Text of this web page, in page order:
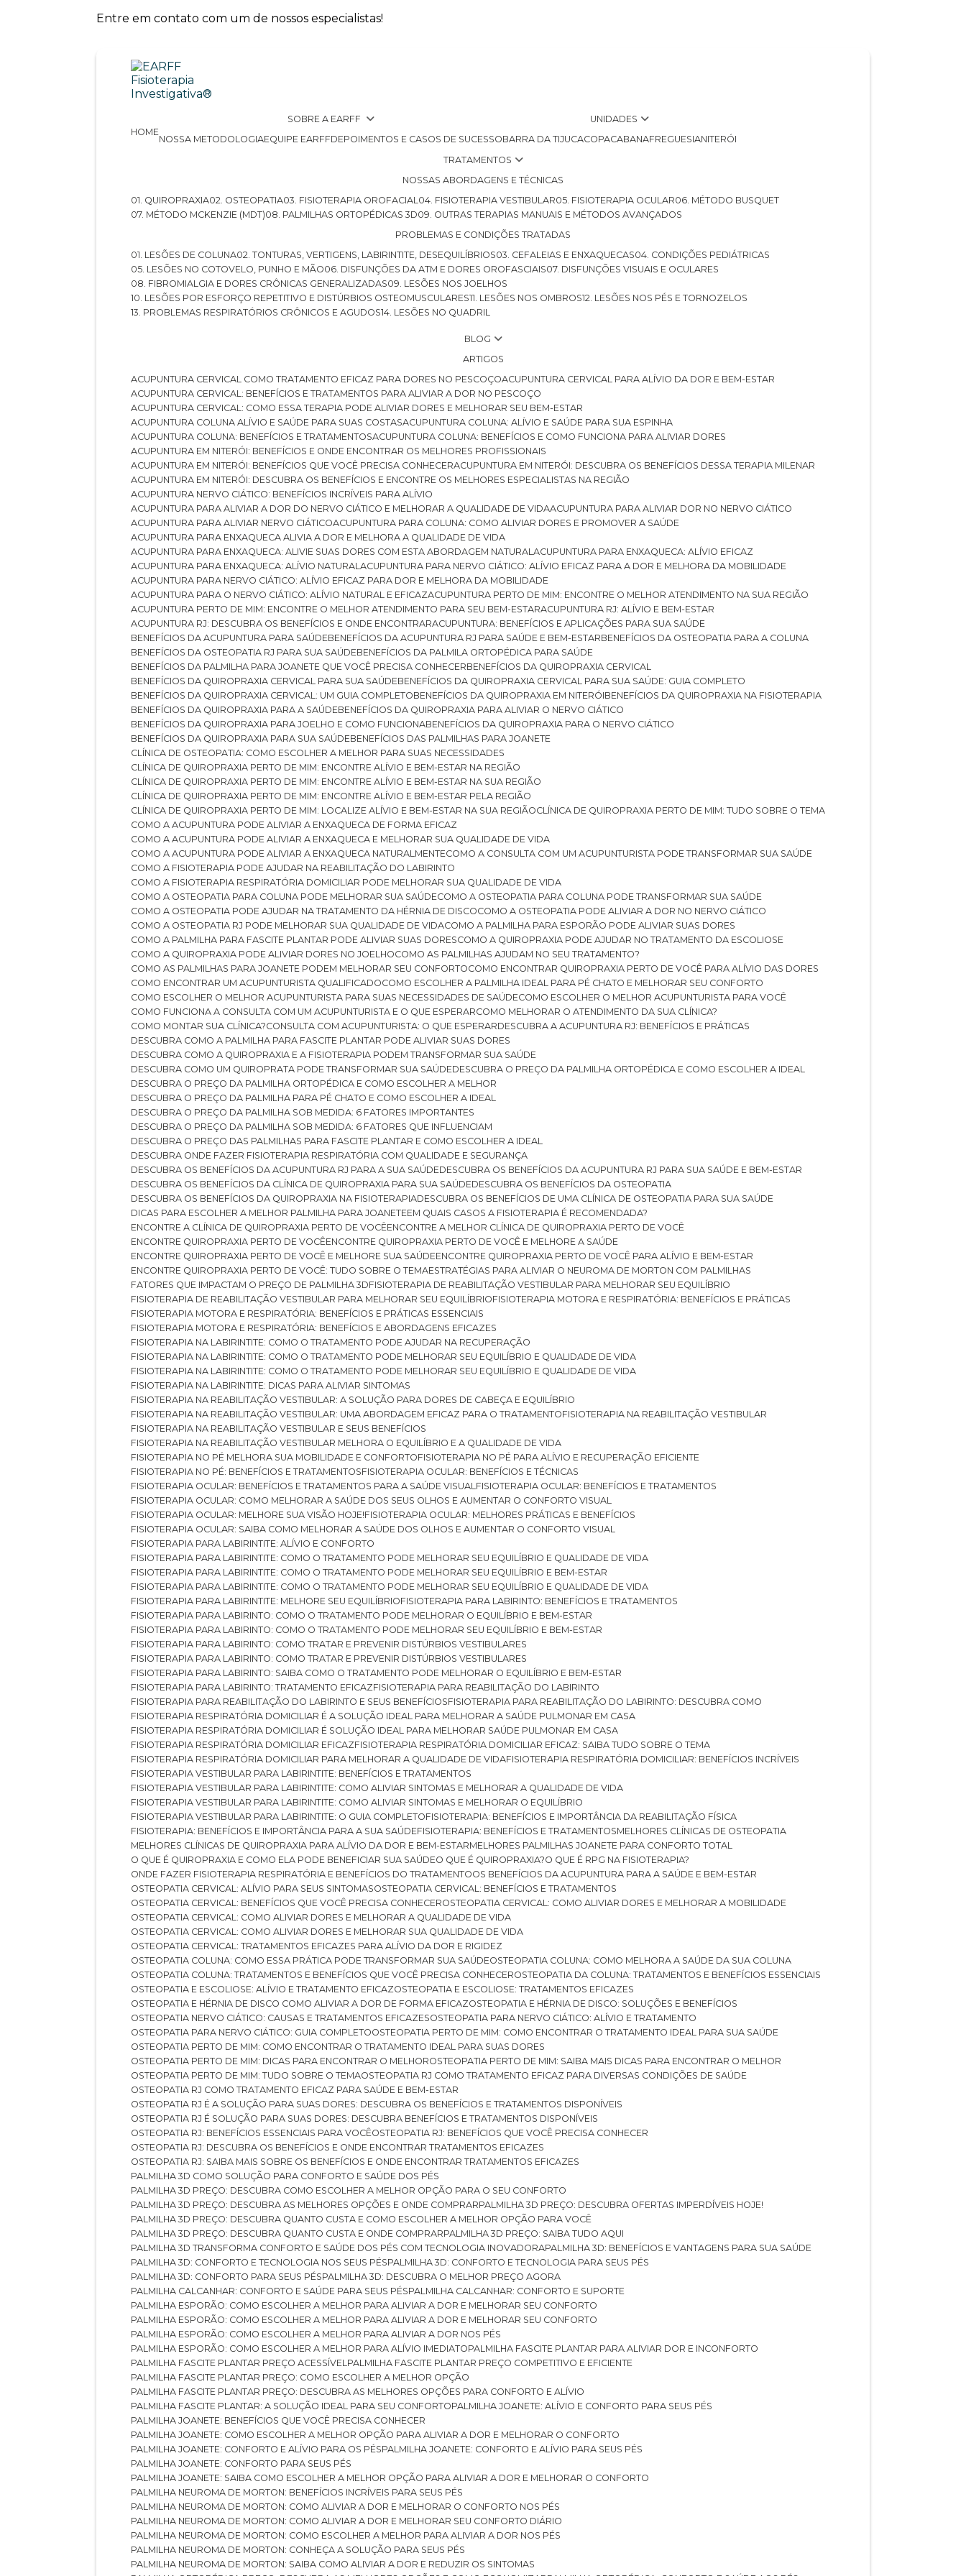
Entre em contato com um de nossos especialistas!
HOME
SOBRE A EARFF
NOSSA METODOLOGIA EQUIPE EARFF DEPOIMENTOS E CASOS DE SUCESSO
UNIDADES
BARRA DA TIJUCA
COPACABANA FREGUESIA
NITERÓI
TRATAMENTOS
NOSSAS ABORDAGENS E TÉCNICAS
01. QUIROPRAXIA
02. OSTEOPATIA 03. FISIOTERAPIA OROFACIAL 04. FISIOTERAPIA VESTIBULAR 05. FISIOTERAPIA OCULAR
06. MÉTODO BUSQUET
07. MÉTODO MCKENZIE (MDT)
08. PALMILHAS ORTOPÉDICAS 3D
09. OUTRAS TERAPIAS MANUAIS E MÉTODOS AVANÇADOS
PROBLEMAS E CONDIÇÕES TRATADAS
01. LESÕES DE COLUNA
02. TONTURAS, VERTIGENS, LABIRINTITE, DESEQUILÍBRIOS 03. CEFALEIAS E ENXAQUECAS
04. CONDIÇÕES PEDIÁTRICAS
05. LESÕES NO COTOVELO, PUNHO E MÃO
06. DISFUNÇÕES DA ATM E DORES OROFASCIAIS
07. DISFUNÇÕES VISUAIS E OCULARES
08. FIBROMIALGIA E DORES CRÔNICAS GENERALIZADAS
09. LESÕES NOS JOELHOS
10. LESÕES POR ESFORÇO REPETITIVO E DISTÚRBIOS OSTEOMUSCULARES 11. LESÕES NOS OMBROS 12. LESÕES NOS PÉS E TORNOZELOS
13. PROBLEMAS RESPIRATÓRIOS CRÔNICOS E AGUDOS 14. LESÕES NO QUADRIL
BLOG
ARTIGOS
ACUPUNTURA CERVICAL COMO TRATAMENTO EFICAZ PARA DORES NO PESCOÇO
ACUPUNTURA CERVICAL PARA ALÍVIO DA DOR E BEM-ESTAR
ACUPUNTURA CERVICAL: BENEFÍCIOS E TRATAMENTOS PARA ALIVIAR A DOR NO PESCOÇO
ACUPUNTURA CERVICAL: COMO ESSA TERAPIA PODE ALIVIAR DORES E MELHORAR SEU BEM-ESTAR
ACUPUNTURA COLUNA ALÍVIO E SAÚDE PARA SUAS COSTAS
ACUPUNTURA COLUNA: ALÍVIO E SAÚDE PARA SUA ESPINHA
ACUPUNTURA COLUNA: BENEFÍCIOS E TRATAMENTOS
ACUPUNTURA COLUNA: BENEFÍCIOS E COMO FUNCIONA PARA ALIVIAR DORES
ACUPUNTURA EM NITERÓI: BENEFÍCIOS E ONDE ENCONTRAR OS MELHORES PROFISSIONAIS
ACUPUNTURA EM NITERÓI: BENEFÍCIOS QUE VOCÊ PRECISA CONHECER
ACUPUNTURA EM NITERÓI: DESCUBRA OS BENEFÍCIOS DESSA TERAPIA MILENAR
ACUPUNTURA EM NITERÓI: DESCUBRA OS BENEFÍCIOS E ENCONTRE OS MELHORES ESPECIALISTAS NA REGIÃO
ACUPUNTURA NERVO CIÁTICO: BENEFÍCIOS INCRÍVEIS PARA ALÍVIO
ACUPUNTURA PARA ALIVIAR A DOR DO NERVO CIÁTICO E MELHORAR A QUALIDADE DE VIDA
ACUPUNTURA PARA ALIVIAR DOR NO NERVO CIÁTICO
ACUPUNTURA PARA ALIVIAR NERVO CIÁTICO
ACUPUNTURA PARA COLUNA: COMO ALIVIAR DORES E PROMOVER A SAÚDE
ACUPUNTURA PARA ENXAQUECA ALIVIA A DOR E MELHORA A QUALIDADE DE VIDA
ACUPUNTURA PARA ENXAQUECA: ALIVIE SUAS DORES COM ESTA ABORDAGEM NATURAL
ACUPUNTURA PARA ENXAQUECA: ALÍVIO EFICAZ
ACUPUNTURA PARA ENXAQUECA: ALÍVIO NATURAL
ACUPUNTURA PARA NERVO CIÁTICO: ALÍVIO EFICAZ PARA A DOR E MELHORA DA MOBILIDADE
ACUPUNTURA PARA NERVO CIÁTICO: ALÍVIO EFICAZ PARA DOR E MELHORA DA MOBILIDADE
ACUPUNTURA PARA O NERVO CIÁTICO: ALÍVIO NATURAL E EFICAZ
ACUPUNTURA PERTO DE MIM: ENCONTRE O MELHOR ATENDIMENTO NA SUA REGIÃO
ACUPUNTURA PERTO DE MIM: ENCONTRE O MELHOR ATENDIMENTO PARA SEU BEM-ESTAR
ACUPUNTURA RJ: ALÍVIO E BEM-ESTAR
ACUPUNTURA RJ: DESCUBRA OS BENEFÍCIOS E ONDE ENCONTRAR
ACUPUNTURA: BENEFÍCIOS E APLICAÇÕES PARA SUA SAÚDE
BENEFÍCIOS DA ACUPUNTURA PARA SAÚDE
BENEFÍCIOS DA ACUPUNTURA RJ PARA SAÚDE E BEM-ESTAR
BENEFÍCIOS DA OSTEOPATIA PARA A COLUNA
BENEFÍCIOS DA OSTEOPATIA RJ PARA SUA SAÚDE
BENEFÍCIOS DA PALMILA ORTOPÉDICA PARA SAÚDE
BENEFÍCIOS DA PALMILHA PARA JOANETE QUE VOCÊ PRECISA CONHECER
BENEFÍCIOS DA QUIROPRAXIA CERVICAL
BENEFÍCIOS DA QUIROPRAXIA CERVICAL PARA SUA SAÚDE
BENEFÍCIOS DA QUIROPRAXIA CERVICAL PARA SUA SAÚDE: GUIA COMPLETO
BENEFÍCIOS DA QUIROPRAXIA CERVICAL: UM GUIA COMPLETO
BENEFÍCIOS DA QUIROPRAXIA EM NITERÓI
BENEFÍCIOS DA QUIROPRAXIA NA FISIOTERAPIA
BENEFÍCIOS DA QUIROPRAXIA PARA A SAÚDE
BENEFÍCIOS DA QUIROPRAXIA PARA ALIVIAR O NERVO CIÁTICO
BENEFÍCIOS DA QUIROPRAXIA PARA JOELHO E COMO FUNCIONA
BENEFÍCIOS DA QUIROPRAXIA PARA O NERVO CIÁTICO
BENEFÍCIOS DA QUIROPRAXIA PARA SUA SAÚDE
BENEFÍCIOS DAS PALMILHAS PARA JOANETE
CLÍNICA DE OSTEOPATIA: COMO ESCOLHER A MELHOR PARA SUAS NECESSIDADES
CLÍNICA DE QUIROPRAXIA PERTO DE MIM: ENCONTRE ALÍVIO E BEM-ESTAR NA REGIÃO
CLÍNICA DE QUIROPRAXIA PERTO DE MIM: ENCONTRE ALÍVIO E BEM-ESTAR NA SUA REGIÃO
CLÍNICA DE QUIROPRAXIA PERTO DE MIM: ENCONTRE ALÍVIO E BEM-ESTAR PELA REGIÃO
CLÍNICA DE QUIROPRAXIA PERTO DE MIM: LOCALIZE ALÍVIO E BEM-ESTAR NA SUA REGIÃO
CLÍNICA DE QUIROPRAXIA PERTO DE MIM: TUDO SOBRE O TEMA
COMO A ACUPUNTURA PODE ALIVIAR A ENXAQUECA DE FORMA EFICAZ
COMO A ACUPUNTURA PODE ALIVIAR A ENXAQUECA E MELHORAR SUA QUALIDADE DE VIDA
COMO A ACUPUNTURA PODE ALIVIAR A ENXAQUECA NATURALMENTE
COMO A CONSULTA COM UM ACUPUNTURISTA PODE TRANSFORMAR SUA SAÚDE
COMO A FISIOTERAPIA PODE AJUDAR NA REABILITAÇÃO DO LABIRINTO
COMO A FISIOTERAPIA RESPIRATÓRIA DOMICILIAR PODE MELHORAR SUA QUALIDADE DE VIDA
COMO A OSTEOPATIA PARA COLUNA PODE MELHORAR SUA SAÚDE
COMO A OSTEOPATIA PARA COLUNA PODE TRANSFORMAR SUA SAÚDE
COMO A OSTEOPATIA PODE AJUDAR NA TRATAMENTO DA HÉRNIA DE DISCO
COMO A OSTEOPATIA PODE ALIVIAR A DOR NO NERVO CIÁTICO
COMO A OSTEOPATIA RJ PODE MELHORAR SUA QUALIDADE DE VIDA
COMO A PALMILHA PARA ESPORÃO PODE ALIVIAR SUAS DORES
COMO A PALMILHA PARA FASCITE PLANTAR PODE ALIVIAR SUAS DORES
COMO A QUIROPRAXIA PODE AJUDAR NO TRATAMENTO DA ESCOLIOSE
COMO A QUIROPRAXIA PODE ALIVIAR DORES NO JOELHO
COMO AS PALMILHAS AJUDAM NO SEU TRATAMENTO?
COMO AS PALMILHAS PARA JOANETE PODEM MELHORAR SEU CONFORTO
COMO ENCONTRAR QUIROPRAXIA PERTO DE VOCÊ PARA ALÍVIO DAS DORES
COMO ENCONTRAR UM ACUPUNTURISTA QUALIFICADO
COMO ESCOLHER A PALMILHA IDEAL PARA PÉ CHATO E MELHORAR SEU CONFORTO
COMO ESCOLHER O MELHOR ACUPUNTURISTA PARA SUAS NECESSIDADES DE SAÚDE
COMO ESCOLHER O MELHOR ACUPUNTURISTA PARA VOCÊ
COMO FUNCIONA A CONSULTA COM UM ACUPUNTURISTA E O QUE ESPERAR
COMO MELHORAR O ATENDIMENTO DA SUA CLÍNICA?
COMO MONTAR SUA CLÍNICA?
CONSULTA COM ACUPUNTURISTA: O QUE ESPERAR
DESCUBRA A ACUPUNTURA RJ: BENEFÍCIOS E PRÁTICAS
DESCUBRA COMO A PALMILHA PARA FASCITE PLANTAR PODE ALIVIAR SUAS DORES
DESCUBRA COMO A QUIROPRAXIA E A FISIOTERAPIA PODEM TRANSFORMAR SUA SAÚDE
DESCUBRA COMO UM QUIROPRATA PODE TRANSFORMAR SUA SAÚDE
DESCUBRA O PREÇO DA PALMILHA ORTOPÉDICA E COMO ESCOLHER A IDEAL
DESCUBRA O PREÇO DA PALMILHA ORTOPÉDICA E COMO ESCOLHER A MELHOR
DESCUBRA O PREÇO DA PALMILHA PARA PÉ CHATO E COMO ESCOLHER A IDEAL
DESCUBRA O PREÇO DA PALMILHA SOB MEDIDA: 6 FATORES IMPORTANTES
DESCUBRA O PREÇO DA PALMILHA SOB MEDIDA: 6 FATORES QUE INFLUENCIAM
DESCUBRA O PREÇO DAS PALMILHAS PARA FASCITE PLANTAR E COMO ESCOLHER A IDEAL
DESCUBRA ONDE FAZER FISIOTERAPIA RESPIRATÓRIA COM QUALIDADE E SEGURANÇA
DESCUBRA OS BENEFÍCIOS DA ACUPUNTURA RJ PARA A SUA SAÚDE
DESCUBRA OS BENEFÍCIOS DA ACUPUNTURA RJ PARA SUA SAÚDE E BEM-ESTAR
DESCUBRA OS BENEFÍCIOS DA CLÍNICA DE QUIROPRAXIA PARA SUA SAÚDE
DESCUBRA OS BENEFÍCIOS DA OSTEOPATIA
DESCUBRA OS BENEFÍCIOS DA QUIROPRAXIA NA FISIOTERAPIA
DESCUBRA OS BENEFÍCIOS DE UMA CLÍNICA DE OSTEOPATIA PARA SUA SAÚDE
DICAS PARA ESCOLHER A MELHOR PALMILHA PARA JOANETE EM QUAIS CASOS A FISIOTERAPIA É RECOMENDADA?
ENCONTRE A CLÍNICA DE QUIROPRAXIA PERTO DE VOCÊ ENCONTRE A MELHOR CLÍNICA DE QUIROPRAXIA PERTO DE VOCÊ
ENCONTRE QUIROPRAXIA PERTO DE VOCÊ ENCONTRE QUIROPRAXIA PERTO DE VOCÊ E MELHORE A SAÚDE
ENCONTRE QUIROPRAXIA PERTO DE VOCÊ E MELHORE SUA SAÚDE ENCONTRE QUIROPRAXIA PERTO DE VOCÊ PARA ALÍVIO E BEM-ESTAR
ENCONTRE QUIROPRAXIA PERTO DE VOCÊ: TUDO SOBRE O TEMA ESTRATÉGIAS PARA ALIVIAR O NEUROMA DE MORTON COM PALMILHAS
FATORES QUE IMPACTAM O PREÇO DE PALMILHA 3D
FISIOTERAPIA DE REABILITAÇÃO VESTIBULAR PARA MELHORAR SEU EQUILÍBRIO
FISIOTERAPIA DE REABILITAÇÃO VESTIBULAR PARA MELHORAR SEU EQUILÍBRIO
FISIOTERAPIA MOTORA E RESPIRATÓRIA: BENEFÍCIOS E PRÁTICAS
FISIOTERAPIA MOTORA E RESPIRATÓRIA: BENEFÍCIOS E PRÁTICAS ESSENCIAIS
FISIOTERAPIA MOTORA E RESPIRATÓRIA: BENEFÍCIOS E ABORDAGENS EFICAZES
FISIOTERAPIA NA LABIRINTITE: COMO O TRATAMENTO PODE AJUDAR NA RECUPERAÇÃO
FISIOTERAPIA NA LABIRINTITE: COMO O TRATAMENTO PODE MELHORAR SEU EQUILÍBRIO E QUALIDADE DE VIDA
FISIOTERAPIA NA LABIRINTITE: COMO O TRATAMENTO PODE MELHORAR SEU EQUILÍBRIO E QUALIDADE DE VIDA
FISIOTERAPIA NA LABIRINTITE: DICAS PARA ALIVIAR SINTOMAS
FISIOTERAPIA NA REABILITAÇÃO VESTIBULAR: A SOLUÇÃO PARA DORES DE CABEÇA E EQUILÍBRIO
FISIOTERAPIA NA REABILITAÇÃO VESTIBULAR: UMA ABORDAGEM EFICAZ PARA O TRATAMENTO
FISIOTERAPIA NA REABILITAÇÃO VESTIBULAR
FISIOTERAPIA NA REABILITAÇÃO VESTIBULAR E SEUS BENEFÍCIOS
FISIOTERAPIA NA REABILITAÇÃO VESTIBULAR MELHORA O EQUILÍBRIO E A QUALIDADE DE VIDA
FISIOTERAPIA NO PÉ MELHORA SUA MOBILIDADE E CONFORTO
FISIOTERAPIA NO PÉ PARA ALÍVIO E RECUPERAÇÃO EFICIENTE
FISIOTERAPIA NO PÉ: BENEFÍCIOS E TRATAMENTOS
FISIOTERAPIA OCULAR: BENEFÍCIOS E TÉCNICAS
FISIOTERAPIA OCULAR: BENEFÍCIOS E TRATAMENTOS PARA A SAÚDE VISUAL FISIOTERAPIA OCULAR: BENEFÍCIOS E TRATAMENTOS
FISIOTERAPIA OCULAR: COMO MELHORAR A SAÚDE DOS SEUS OLHOS E AUMENTAR O CONFORTO VISUAL
FISIOTERAPIA OCULAR: MELHORE SUA VISÃO HOJE! FISIOTERAPIA OCULAR: MELHORES PRÁTICAS E BENEFÍCIOS
FISIOTERAPIA OCULAR: SAIBA COMO MELHORAR A SAÚDE DOS OLHOS E AUMENTAR O CONFORTO VISUAL
FISIOTERAPIA PARA LABIRINTITE: ALÍVIO E CONFORTO
FISIOTERAPIA PARA LABIRINTITE: COMO O TRATAMENTO PODE MELHORAR SEU EQUILÍBRIO E QUALIDADE DE VIDA
FISIOTERAPIA PARA LABIRINTITE: COMO O TRATAMENTO PODE MELHORAR SEU EQUILÍBRIO E BEM-ESTAR
FISIOTERAPIA PARA LABIRINTITE: COMO O TRATAMENTO PODE MELHORAR SEU EQUILÍBRIO E QUALIDADE DE VIDA
FISIOTERAPIA PARA LABIRINTITE: MELHORE SEU EQUILÍBRIO
FISIOTERAPIA PARA LABIRINTO: BENEFÍCIOS E TRATAMENTOS
FISIOTERAPIA PARA LABIRINTO: COMO O TRATAMENTO PODE MELHORAR O EQUILÍBRIO E BEM-ESTAR
FISIOTERAPIA PARA LABIRINTO: COMO O TRATAMENTO PODE MELHORAR SEU EQUILÍBRIO E BEM-ESTAR
FISIOTERAPIA PARA LABIRINTO: COMO TRATAR E PREVENIR DISTÚRBIOS VESTIBULARES
FISIOTERAPIA PARA LABIRINTO: COMO TRATAR E PREVENIR DISTÚRBIOS VESTIBULARES
FISIOTERAPIA PARA LABIRINTO: SAIBA COMO O TRATAMENTO PODE MELHORAR O EQUILÍBRIO E BEM-ESTAR
FISIOTERAPIA PARA LABIRINTO: TRATAMENTO EFICAZ FISIOTERAPIA PARA REABILITAÇÃO DO LABIRINTO
FISIOTERAPIA PARA REABILITAÇÃO DO LABIRINTO E SEUS BENEFÍCIOS
FISIOTERAPIA PARA REABILITAÇÃO DO LABIRINTO: DESCUBRA COMO
FISIOTERAPIA RESPIRATÓRIA DOMICILIAR É A SOLUÇÃO IDEAL PARA MELHORAR A SAÚDE PULMONAR EM CASA
FISIOTERAPIA RESPIRATÓRIA DOMICILIAR É SOLUÇÃO IDEAL PARA MELHORAR SAÚDE PULMONAR EM CASA
FISIOTERAPIA RESPIRATÓRIA DOMICILIAR EFICAZ FISIOTERAPIA RESPIRATÓRIA DOMICILIAR EFICAZ: SAIBA TUDO SOBRE O TEMA
FISIOTERAPIA RESPIRATÓRIA DOMICILIAR PARA MELHORAR A QUALIDADE DE VIDA FISIOTERAPIA RESPIRATÓRIA DOMICILIAR: BENEFÍCIOS INCRÍVEIS
FISIOTERAPIA VESTIBULAR PARA LABIRINTITE: BENEFÍCIOS E TRATAMENTOS
FISIOTERAPIA VESTIBULAR PARA LABIRINTITE: COMO ALIVIAR SINTOMAS E MELHORAR A QUALIDADE DE VIDA
FISIOTERAPIA VESTIBULAR PARA LABIRINTITE: COMO ALIVIAR SINTOMAS E MELHORAR O EQUILÍBRIO
FISIOTERAPIA VESTIBULAR PARA LABIRINTITE: O GUIA COMPLETO
FISIOTERAPIA: BENEFÍCIOS E IMPORTÂNCIA DA REABILITAÇÃO FÍSICA
FISIOTERAPIA: BENEFÍCIOS E IMPORTÂNCIA PARA A SUA SAÚDE FISIOTERAPIA: BENEFÍCIOS E TRATAMENTOS
MELHORES CLÍNICAS DE OSTEOPATIA
MELHORES CLÍNICAS DE QUIROPRAXIA PARA ALÍVIO DA DOR E BEM-ESTAR
MELHORES PALMILHAS JOANETE PARA CONFORTO TOTAL
O QUE É QUIROPRAXIA E COMO ELA PODE BENEFICIAR SUA SAÚDE
O QUE É QUIROPRAXIA?
O QUE É RPG NA FISIOTERAPIA?
ONDE FAZER FISIOTERAPIA RESPIRATÓRIA E BENEFÍCIOS DO TRATAMENTO
OS BENEFÍCIOS DA ACUPUNTURA PARA A SAÚDE E BEM-ESTAR
OSTEOPATIA CERVICAL: ALÍVIO PARA SEUS SINTOMAS
OSTEOPATIA CERVICAL: BENEFÍCIOS E TRATAMENTOS
OSTEOPATIA CERVICAL: BENEFÍCIOS QUE VOCÊ PRECISA CONHECER
OSTEOPATIA CERVICAL: COMO ALIVIAR DORES E MELHORAR A MOBILIDADE
OSTEOPATIA CERVICAL: COMO ALIVIAR DORES E MELHORAR A QUALIDADE DE VIDA
OSTEOPATIA CERVICAL: COMO ALIVIAR DORES E MELHORAR SUA QUALIDADE DE VIDA
OSTEOPATIA CERVICAL: TRATAMENTOS EFICAZES PARA ALÍVIO DA DOR E RIGIDEZ
OSTEOPATIA COLUNA: COMO ESSA PRÁTICA PODE TRANSFORMAR SUA SAÚDE
OSTEOPATIA COLUNA: COMO MELHORA A SAÚDE DA SUA COLUNA
OSTEOPATIA COLUNA: TRATAMENTOS E BENEFÍCIOS QUE VOCÊ PRECISA CONHECER
OSTEOPATIA DA COLUNA: TRATAMENTOS E BENEFÍCIOS ESSENCIAIS
OSTEOPATIA E ESCOLIOSE: ALÍVIO E TRATAMENTO EFICAZ
OSTEOPATIA E ESCOLIOSE: TRATAMENTOS EFICAZES
OSTEOPATIA E HÉRNIA DE DISCO COMO ALIVIAR A DOR DE FORMA EFICAZ
OSTEOPATIA E HÉRNIA DE DISCO: SOLUÇÕES E BENEFÍCIOS
OSTEOPATIA NERVO CIÁTICO: CAUSAS E TRATAMENTOS EFICAZES
OSTEOPATIA PARA NERVO CIÁTICO: ALÍVIO E TRATAMENTO
OSTEOPATIA PARA NERVO CIÁTICO: GUIA COMPLETO
OSTEOPATIA PERTO DE MIM: COMO ENCONTRAR O TRATAMENTO IDEAL PARA SUA SAÚDE
OSTEOPATIA PERTO DE MIM: COMO ENCONTRAR O TRATAMENTO IDEAL PARA SUAS DORES
OSTEOPATIA PERTO DE MIM: DICAS PARA ENCONTRAR O MELHOR
OSTEOPATIA PERTO DE MIM: SAIBA MAIS DICAS PARA ENCONTRAR O MELHOR
OSTEOPATIA PERTO DE MIM: TUDO SOBRE O TEMA
OSTEOPATIA RJ COMO TRATAMENTO EFICAZ PARA DIVERSAS CONDIÇÕES DE SAÚDE
OSTEOPATIA RJ COMO TRATAMENTO EFICAZ PARA SAÚDE E BEM-ESTAR
OSTEOPATIA RJ É A SOLUÇÃO PARA SUAS DORES: DESCUBRA OS BENEFÍCIOS E TRATAMENTOS DISPONÍVEIS
OSTEOPATIA RJ É SOLUÇÃO PARA SUAS DORES: DESCUBRA BENEFÍCIOS E TRATAMENTOS DISPONÍVEIS
OSTEOPATIA RJ: BENEFÍCIOS ESSENCIAIS PARA VOCÊ
OSTEOPATIA RJ: BENEFÍCIOS QUE VOCÊ PRECISA CONHECER
OSTEOPATIA RJ: DESCUBRA OS BENEFÍCIOS E ONDE ENCONTRAR TRATAMENTOS EFICAZES
OSTEOPATIA RJ: SAIBA MAIS SOBRE OS BENEFÍCIOS E ONDE ENCONTRAR TRATAMENTOS EFICAZES
PALMILHA 3D COMO SOLUÇÃO PARA CONFORTO E SAÚDE DOS PÉS
PALMILHA 3D PREÇO: DESCUBRA COMO ESCOLHER A MELHOR OPÇÃO PARA O SEU CONFORTO
PALMILHA 3D PREÇO: DESCUBRA AS MELHORES OPÇÕES E ONDE COMPRAR
PALMILHA 3D PREÇO: DESCUBRA OFERTAS IMPERDÍVEIS HOJE!
PALMILHA 3D PREÇO: DESCUBRA QUANTO CUSTA E COMO ESCOLHER A MELHOR OPÇÃO PARA VOCÊ
PALMILHA 3D PREÇO: DESCUBRA QUANTO CUSTA E ONDE COMPRAR
PALMILHA 3D PREÇO: SAIBA TUDO AQUI
PALMILHA 3D TRANSFORMA CONFORTO E SAÚDE DOS PÉS COM TECNOLOGIA INOVADORA PALMILHA 3D: BENEFÍCIOS E VANTAGENS PARA SUA SAÚDE
PALMILHA 3D: CONFORTO E TECNOLOGIA NOS SEUS PÉS
PALMILHA 3D: CONFORTO E TECNOLOGIA PARA SEUS PÉS
PALMILHA 3D: CONFORTO PARA SEUS PÉS
PALMILHA 3D: DESCUBRA O MELHOR PREÇO AGORA
PALMILHA CALCANHAR: CONFORTO E SAÚDE PARA SEUS PÉS
PALMILHA CALCANHAR: CONFORTO E SUPORTE
PALMILHA ESPORÃO: COMO ESCOLHER A MELHOR PARA ALIVIAR A DOR E MELHORAR SEU CONFORTO
PALMILHA ESPORÃO: COMO ESCOLHER A MELHOR PARA ALIVIAR A DOR E MELHORAR SEU CONFORTO
PALMILHA ESPORÃO: COMO ESCOLHER A MELHOR PARA ALIVIAR A DOR NOS PÉS
PALMILHA ESPORÃO: COMO ESCOLHER A MELHOR PARA ALÍVIO IMEDIATO
PALMILHA FASCITE PLANTAR PARA ALIVIAR DOR E INCONFORTO
PALMILHA FASCITE PLANTAR PREÇO ACESSÍVEL PALMILHA FASCITE PLANTAR PREÇO COMPETITIVO E EFICIENTE
PALMILHA FASCITE PLANTAR PREÇO: COMO ESCOLHER A MELHOR OPÇÃO
PALMILHA FASCITE PLANTAR PREÇO: DESCUBRA AS MELHORES OPÇÕES PARA CONFORTO E ALÍVIO
PALMILHA FASCITE PLANTAR: A SOLUÇÃO IDEAL PARA SEU CONFORTO
PALMILHA JOANETE: ALÍVIO E CONFORTO PARA SEUS PÉS
PALMILHA JOANETE: BENEFÍCIOS QUE VOCÊ PRECISA CONHECER
PALMILHA JOANETE: COMO ESCOLHER A MELHOR OPÇÃO PARA ALIVIAR A DOR E MELHORAR O CONFORTO
PALMILHA JOANETE: CONFORTO E ALÍVIO PARA OS PÉS
PALMILHA JOANETE: CONFORTO E ALÍVIO PARA SEUS PÉS
PALMILHA JOANETE: CONFORTO PARA SEUS PÉS
PALMILHA JOANETE: SAIBA COMO ESCOLHER A MELHOR OPÇÃO PARA ALIVIAR A DOR E MELHORAR O CONFORTO
PALMILHA NEUROMA DE MORTON: BENEFÍCIOS INCRÍVEIS PARA SEUS PÉS
PALMILHA NEUROMA DE MORTON: COMO ALIVIAR A DOR E MELHORAR O CONFORTO NOS PÉS
PALMILHA NEUROMA DE MORTON: COMO ALIVIAR A DOR E MELHORAR SEU CONFORTO DIÁRIO
PALMILHA NEUROMA DE MORTON: COMO ESCOLHER A MELHOR PARA ALIVIAR A DOR NOS PÉS
PALMILHA NEUROMA DE MORTON: CONHEÇA A SOLUÇÃO PARA SEUS PÉS
PALMILHA NEUROMA DE MORTON: SAIBA COMO ALIVIAR A DOR E REDUZIR OS SINTOMAS